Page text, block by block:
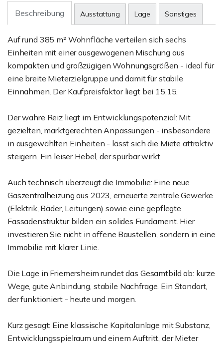
Beschreibung Ausstattung Lage Sonstiges
Auf rund 385 m² Wohnfläche verteilen sich sechs
Einheiten mit einer ausgewogenen Mischung aus
kompakten und großzügigen Wohnungsgrößen - ideal für
eine breite Mieterzielgruppe und damit für stabile
Einnahmen. Der Kaufpreisfaktor liegt bei 15,15.
Der wahre Reiz liegt im Entwicklungspotenzial: Mit
gezielten, marktgerechten Anpassungen - insbesondere
in ausgewählten Einheiten - lässt sich die Miete attraktiv
steigern. Ein leiser Hebel, der spürbar wirkt.
Auch technisch überzeugt die Immobilie: Eine neue
Gaszentralheizung aus 2023, erneuerte zentrale Gewerke
(Elektrik, Bäder, Leitungen) sowie eine gepflegte
Fassadenstruktur bilden ein solides Fundament. Hier
investieren Sie nicht in offene Baustellen, sondern in eine
Immobilie mit klarer Linie.
Die Lage in Friemersheim rundet das Gesamtbild ab: kurze
Wege, gute Anbindung, stabile Nachfrage. Ein Standort,
der funktioniert - heute und morgen.
Kurz gesagt: Eine klassische Kapitalanlage mit Substanz,
Entwicklungsspielraum und einem Auftritt, der Mieter